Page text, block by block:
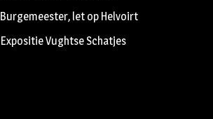
Burgemeester, let op Helvoirt
Expositie Vughtse Schatjes